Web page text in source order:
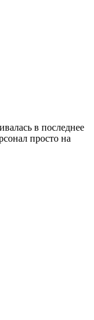
в последнее
просто на